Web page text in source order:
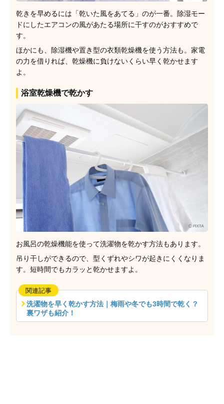
乾きを早めるには「乾いた風をあてる」のが一番。除湿モー
ドにしたエアコンの風があたる場所に干すのがおすすめで
す。
ほかにも、除湿機や置き型の衣類乾燥機を使う方法も。家電
の力を借りれば、乾燥機に負けないくらい早く乾かせます
よ。
浴室乾燥機で乾かす
お風呂の乾燥機能を使って洗濯物を乾かす方法もあります。
吊り干しができるので、型くずれやシワが起きにくくなりま
す。短時間でもカラッと乾かせますよ。
関連記事
洗濯物を早く乾かす方法｜梅雨や冬でも3時間で乾く？
裏ワザも紹介！